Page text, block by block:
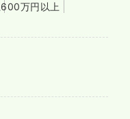
600万円以上